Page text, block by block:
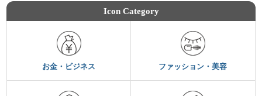
Icon Category
お金・ビジネス ファッション・美容